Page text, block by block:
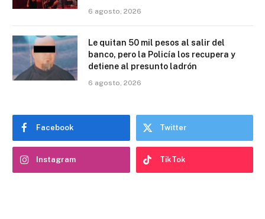
6 agosto, 2026
Le quitan 50 mil pesos al salir del
banco, pero la Policía los recupera y
detiene al presunto ladrón
6 agosto, 2026
Facebook Twitter
Instagram TikTok